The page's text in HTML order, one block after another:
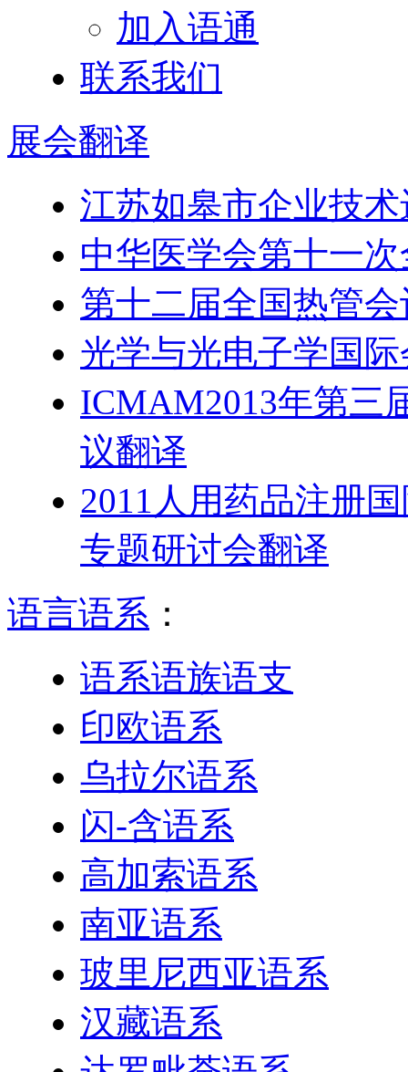
加入语通
联系我们
展会翻译
江苏如皋市企业技
中华医学会第十一
第十二届全国热管
光学与光电子学国际
ICMAM2013年第三
议翻译
2011人用药品注册
专题研讨会翻译
语言语系 ：
语系语族语支
印欧语系
乌拉尔语系
闪-含语系
高加索语系
南亚语系
玻里尼西亚语系
汉藏语系